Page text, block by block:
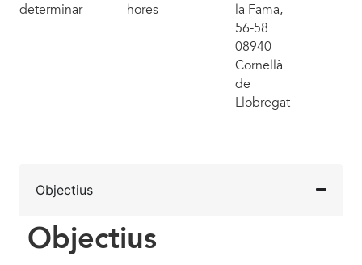
determinar
hores
la Fama,
56-58
08940
Cornellà
de
Llobregat
Objectius
Objectius